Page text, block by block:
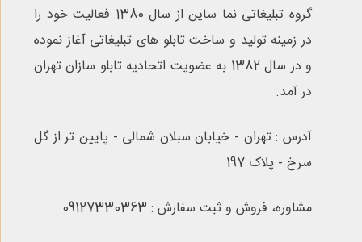
گروه تبلیغاتی نما ساین از سال 1380 فعالیت خود را
در زمینه تولید و ساخت تابلو های تبلیغاتی آغاز نموده
و در سال 1382 به عضویت اتحادیه تابلو سازان تهران
در آمد.
آدرس : تهران - خیابان سبلان شمالی - پایین تر از گل
سرخ - پلاک 197
مشاوره، فروش و ثبت سفارش : 09127330363